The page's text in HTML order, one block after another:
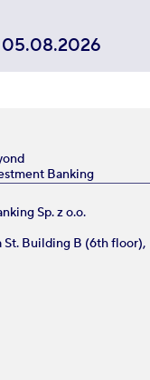
Banking
Sp. z o.o.
St. Building B (6th floor),